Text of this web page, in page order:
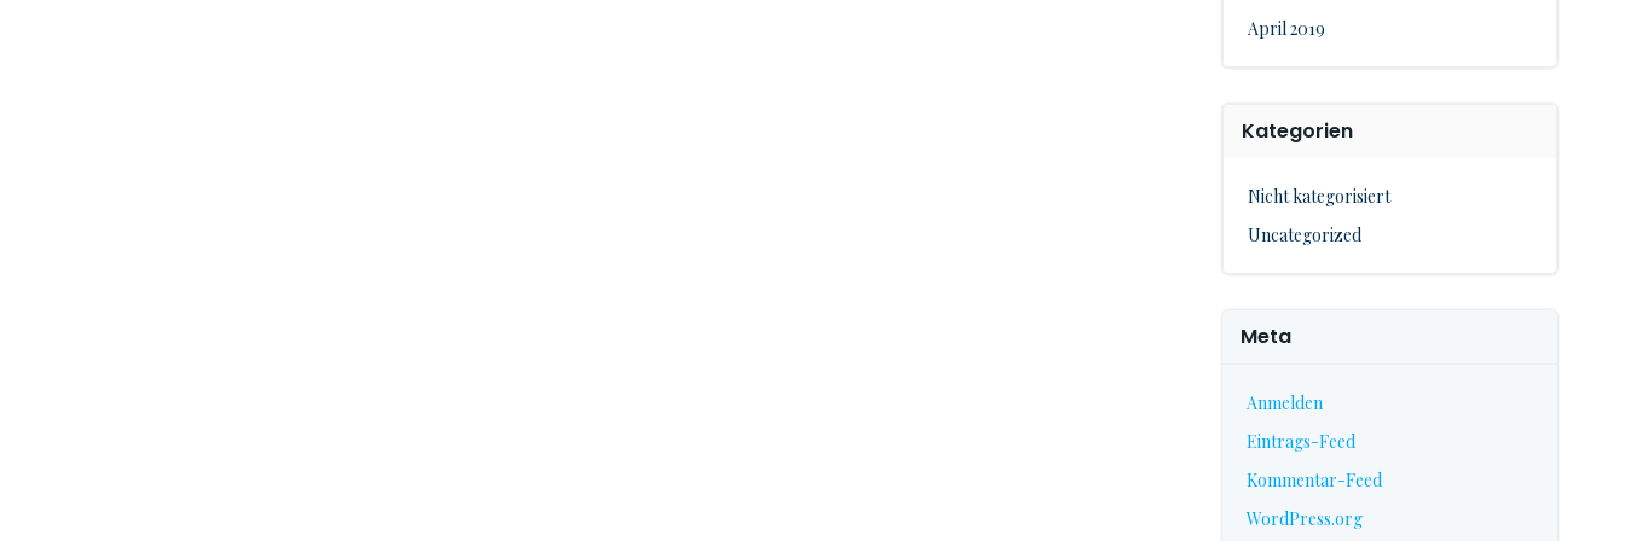
April 2019
Kategorien
Nicht kategorisiert
Uncategorized
Meta
Anmelden
Eintrags-Feed
Kommentar-Feed
WordPress.org